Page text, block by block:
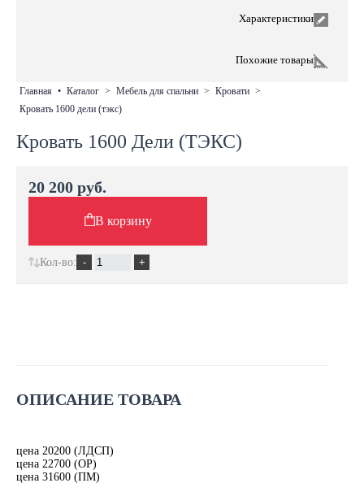
Характеристики
Похожие товары
главная • каталог > мебель для спальни > кровати >
кровать 1600 дели (тэкс)
Кровать 1600 Дели (ТЭКС)
ОПИСАНИЕ ТОВАРА
цена 20200 (ЛДСП)
цена 22700 (ОР)
цена 31600 (ПМ)
20 200 руб.
В корзину
Кол-во: